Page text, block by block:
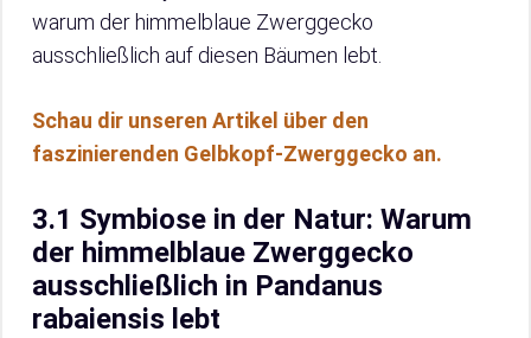
warum der himmelblaue Zwerggecko
ausschließlich auf diesen Bäumen lebt.
Schau dir unseren Artikel über den
faszinierenden Gelbkopf-Zwerggecko an.
3.1 Symbiose in der Natur: Warum
der himmelblaue Zwerggecko
ausschließlich in Pandanus
rabaiensis lebt